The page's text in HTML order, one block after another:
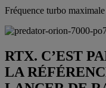
Fréquence turbo maximale
RTX. C’EST
LA